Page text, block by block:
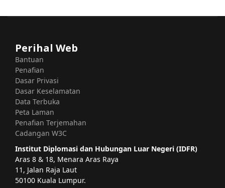
Perihal Web
Bantuan
Penafian
Dasar Privasi
Dasar Keselamatan
Data Terbuka
Peta Laman
Penafian Terjemahan
Cadangan W3C
Institut Diplomasi dan Hubungan Luar Negeri (IDFR)
Aras 8 & 18, Menara Aras Raya
11, Jalan Raja Laut
50100 Kuala Lumpur.